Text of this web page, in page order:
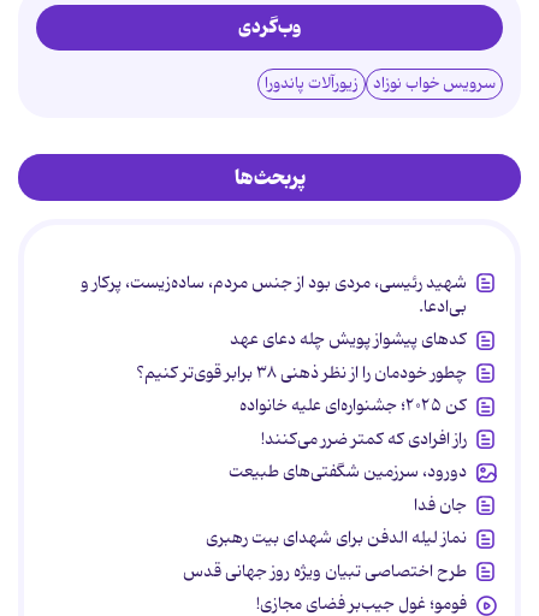
وب‌گردی
سرویس خواب نوزاد زیورآلات پاندورا
پربحث‌ها
شهید رئیسی، مردی بود از جنس مردم، ساده‌زیست، پرکار و
بی‌ادعا.
کدهای پیشواز پویش چله دعای عهد
چطور خودمان را از نظر ذهنی ۳۸ برابر قوی‌تر کنیم؟
کن ۲۰۲۵؛ جشنواره‌ای علیه خانواده
راز افرادی که کمتر ضرر می‌کنند!
دورود، سرزمین شگفتی‌های طبیعت
جان فدا
نماز لیله الدفن برای شهدای بیت رهبری
طرح اختصاصی تبیان ویژه روز جهانی قدس
فومو؛ غول جیب‌بر فضای مجازی!